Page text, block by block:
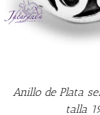
Anillo de Plata
talla